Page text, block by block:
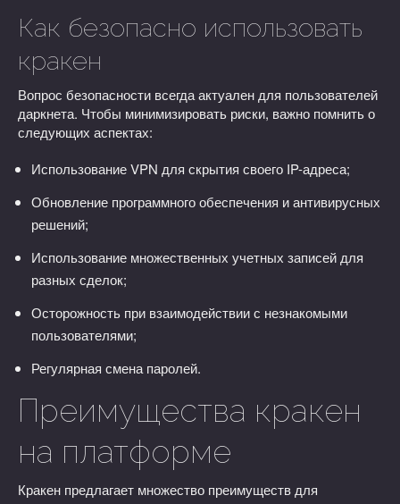
Как безопасно использовать
кракен
Вопрос безопасности всегда актуален для пользователей
даркнета. Чтобы минимизировать риски, важно помнить о
следующих аспектах:
Использование VPN для скрытия своего IP-адреса;
Обновление программного обеспечения и антивирусных
решений;
Использование множественных учетных записей для
разных сделок;
Осторожность при взаимодействии с незнакомыми
пользователями;
Регулярная смена паролей.
Преимущества кракен
на платформе
Кракен предлагает множество преимуществ для